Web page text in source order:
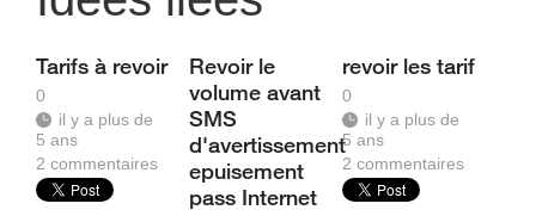
Tarifs à revoir
0
il y a plus de
5 ans
2 commentaires
Revoir le
volume avant
SMS
d'avertissement
epuisement
pass Internet
revoir les tarif
0
il y a plus de
5 ans
2commentaires